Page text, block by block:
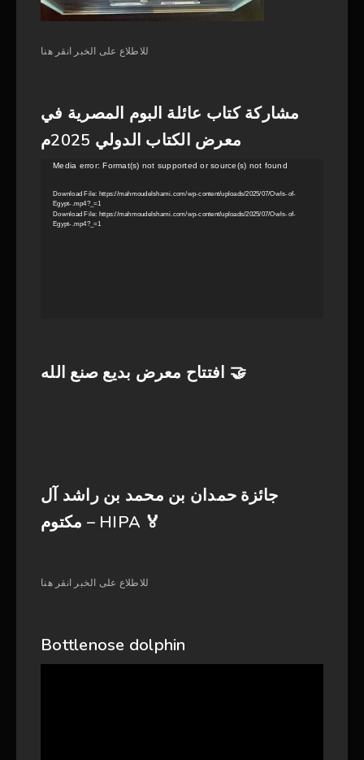
للاطلاع على الخبر انقر هنا
مشاركة كتاب عائلة البوم المصرية في
معرض الكتاب الدولي 2025م
Video
Media error: Format(s) not supported or source(s) not found
Download File: https://mahmoudelshami.com/wp-content/uploads/2025/07/Owls-of-
Egypt-.mp4?_=1
Download File: https://mahmoudelshami.com/wp-content/uploads/2025/07/Owls-of-
Egypt-.mp4?_=1
افتتاح معرض بديع صنع الله 🤝
جائزة حمدان بن محمد بن راشد آل
مكتوم – HIPA 🏅
للاطلاع على الخبر انقر هنا
Bottlenose dolphin